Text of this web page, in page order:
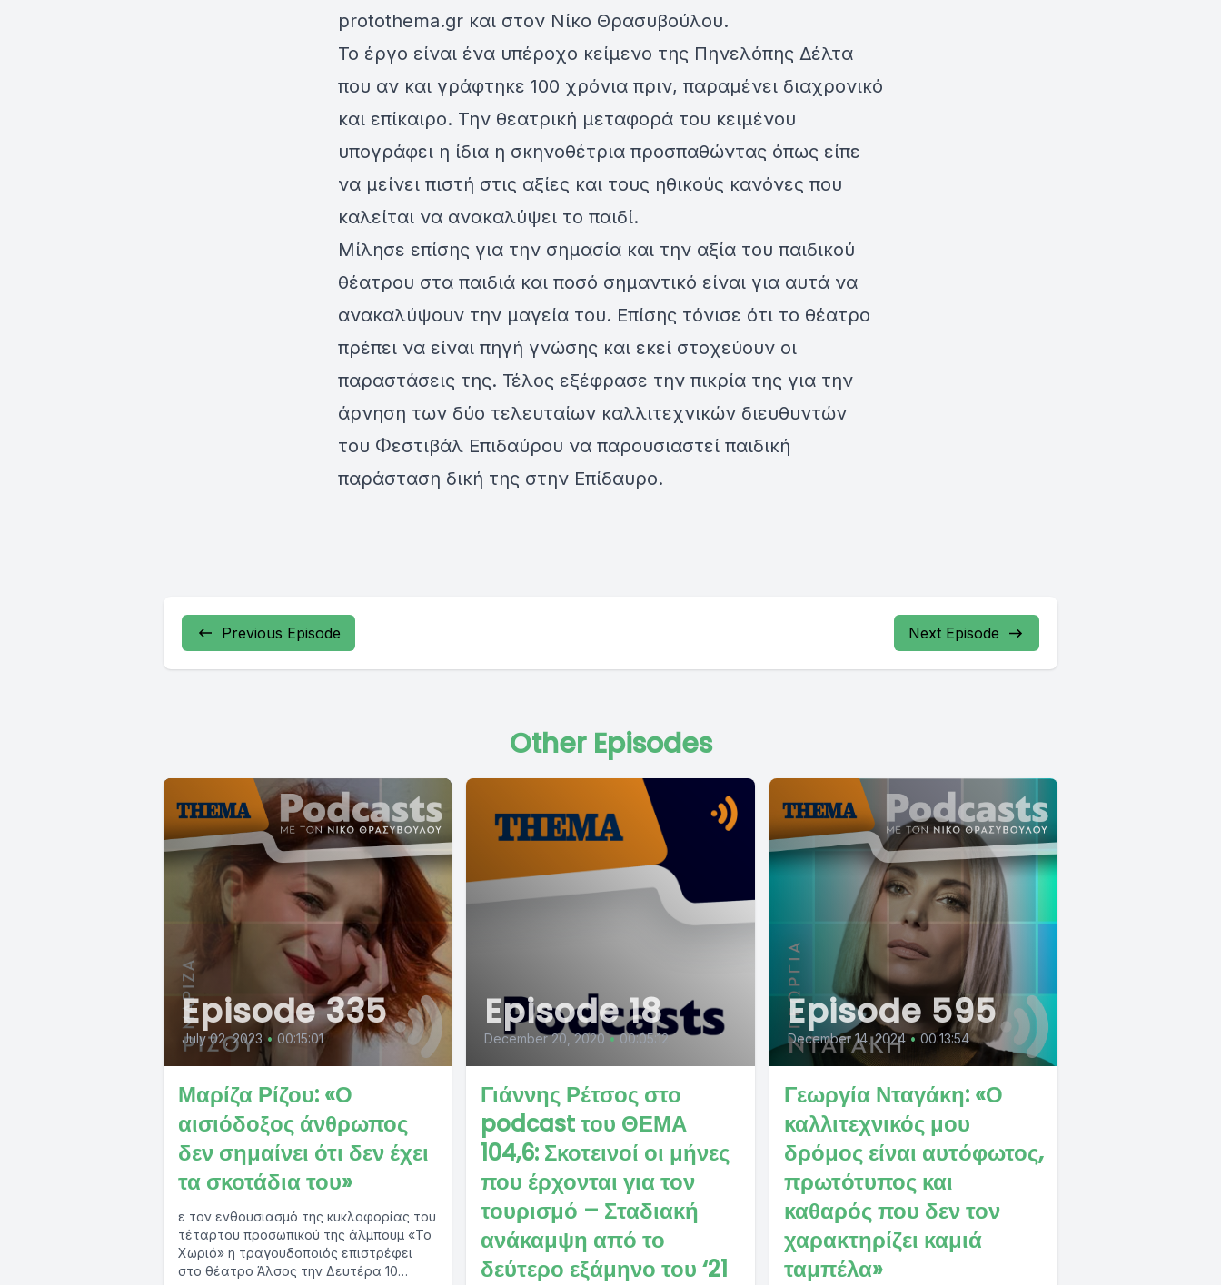
protothema.gr και στον Νίκο Θρασυβούλου.
Το έργο είναι ένα υπέροχο κείμενο της Πηνελόπης Δέλτα
που αν και γράφτηκε 100 χρόνια πριν, παραμένει διαχρονικό
και επίκαιρο. Την θεατρική μεταφορά του κειμένου
υπογράφει η ίδια η σκηνοθέτρια προσπαθώντας όπως είπε
να μείνει πιστή στις αξίες και τους ηθικούς κανόνες που
καλείται να ανακαλύψει το παιδί.
Μίλησε επίσης για την σημασία και την αξία του παιδικού
θέατρου στα παιδιά και ποσό σημαντικό είναι για αυτά να
ανακαλύψουν την μαγεία του. Επίσης τόνισε ότι το θέατρο
πρέπει να είναι πηγή γνώσης και εκεί στοχεύουν οι
παραστάσεις της. Τέλος εξέφρασε την πικρία της για την
άρνηση των δύο τελευταίων καλλιτεχνικών διευθυντών
του Φεστιβάλ Επιδαύρου να παρουσιαστεί παιδική
παράσταση δική της στην Επίδαυρο.
Previous Episode Next Episode
Other Episodes
Episode 335
July 02, 2023 • 00:15:01
Μαρίζα Ρίζου: «Ο
αισιόδοξος άνθρωπος
δεν σημαίνει ότι δεν έχει
τα σκοτάδια του»
ε τον ενθουσιασμό της κυκλοφορίας του
τέταρτου προσωπικού της άλμπουμ «Το
Χωριό» η τραγουδοποιός επιστρέφει
στο θέατρο Άλσος την Δευτέρα 10
Episode 18
December 20, 2020 • 00:05:12
Γιάννης Ρέτσος στο
podcast του ΘΕΜΑ
104,6: Σκοτεινοί οι μήνες
που έρχονται για τον
τουρισμό – Σταδιακή
ανάκαμψη από το
δεύτερο εξάμηνο του ‘21
Episode 595
December 14, 2024 • 00:13:54
Γεωργία Νταγάκη: «Ο
καλλιτεχνικός μου
δρόμος είναι αυτόφωτος,
πρωτότυπος και
καθαρός που δεν τον
χαρακτηρίζει καμιά
ταμπέλα»